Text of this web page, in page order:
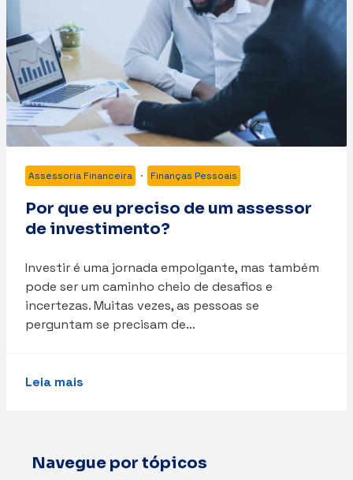
Assessoria Financeira · Finanças Pessoais
Por que eu preciso de um assessor
de investimento?
Investir é uma jornada empolgante, mas também
pode ser um caminho cheio de desafios e
incertezas. Muitas vezes, as pessoas se
perguntam se precisam de…
Leia mais
Navegue por tópicos